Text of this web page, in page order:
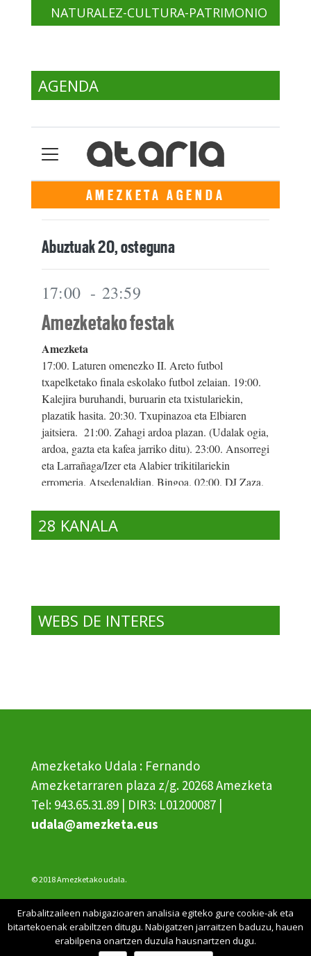
NATURALEZ-CULTURA-PATRIMONIO
AGENDA
28 KANALA
WEBS DE INTERES
Amezketako Udala : Fernando
Amezketarraren plaza z/g. 20268 Amezketa
Tel: 943.65.31.89 | DIR3: L01200087 |
udala@amezketa.eus
© 2018 Amezketako udala.
Erabilerraztasuna
lege oharra
Erabalitzaileen nabigazioaren analisia egiteko gure cookie-ak eta
bitartekoenak erabiltzen ditugu. Nabigatzen jarraitzen baduzu, hauen
erabilpena onartzen duzula hausnartzen dugu.